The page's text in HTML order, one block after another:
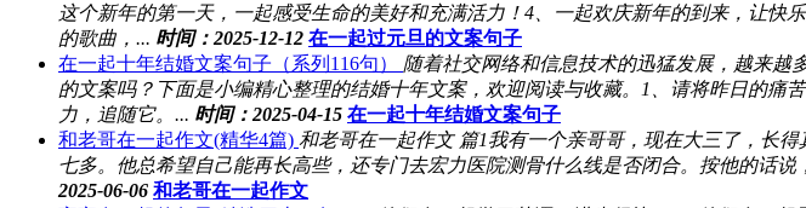
这个新年的第一天，一起感受生命的美好和充满活力！4、一起欢庆新年的到来，让
的歌曲，... 时间：2025-12-12 在一起过元旦的文案句子
在一起十年结婚文案句子（系列116句）
随着社交网络和信息技术的迅猛发展，越来越
的文案吗？下面是小编精心整理的结婚十年文案，欢迎阅读与收藏。1、请将昨日的
力，追随它。... 时间：2025-04-15 在一起十年结婚文案句子
和老哥在一起作文(精华4篇) 和老哥在一起作文 篇1我有一个亲哥哥，现在大三了，长
七多。他总希望自己能再长高些，还专门去宏力医院测骨什么线是否闭合。按他的话
2025-06-06 和老哥在一起作文